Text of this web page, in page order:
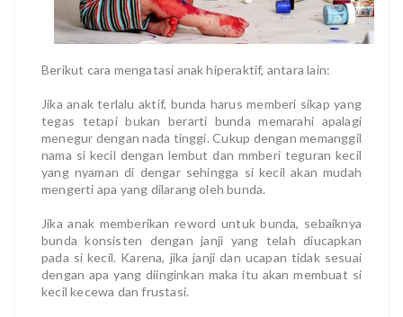
Berikut cara mengatasi anak hiperaktif, antara lain:
Jika anak terlalu aktif, bunda harus memberi sikap yang
tegas tetapi bukan berarti bunda memarahi apalagi
menegur dengan nada tinggi. Cukup dengan memanggil
nama si kecil dengan lembut dan mmberi teguran kecil
yang nyaman di dengar sehingga si kecil akan mudah
mengerti apa yang dilarang oleh bunda.
Jika anak memberikan reword untuk bunda, sebaiknya
bunda konsisten dengan janji yang telah diucapkan
pada si kecil. Karena, jika janji dan ucapan tidak sesuai
dengan apa yang diinginkan maka itu akan membuat si
kecil kecewa dan frustasi.